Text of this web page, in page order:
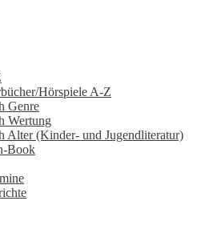
Hörspiele A-Z
Genre
Wertung
Alter (Kinder- und Jugendliteratur)
Book